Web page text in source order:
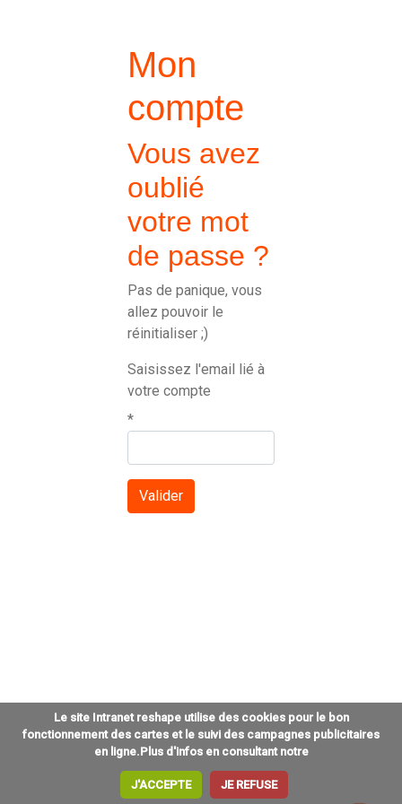
Le site Intranet reshape utilise des cookies pour le bon
fonctionnement des cartes et le suivi des campagnes publicitaires
en ligne.Plus d'infos en consultant notre
J'ACCEPTE JE REFUSE
Mon
compte
Vous avez
oublié
votre mot
de passe ?
Pas de panique, vous
allez pouvoir le
réinitialiser ;)
Saisissez l'email lié à
votre compte
*